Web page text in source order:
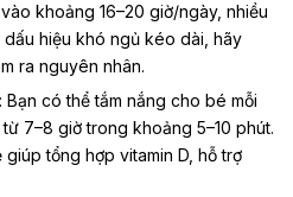
khoảng 16–20 giờ/ngày, nhiều
hiệu khó ngủ kéo dài, hãy
ra nguyên nhân.
có thể tắm nắng cho bé mỗi
7–8 giờ trong khoảng 5–10 phút.
tổng hợp vitamin D, hỗ trợ